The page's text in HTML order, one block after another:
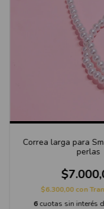
Correa larga para
perlas
$6.300,00con
6cuotas sin interés